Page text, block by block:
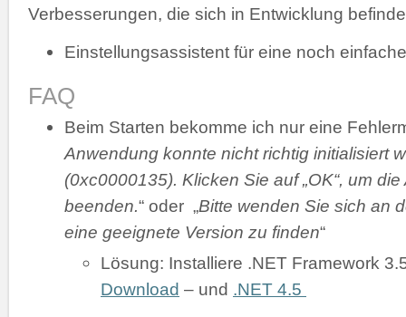
Verbesserungen, die sich in Entwicklung
Einstellungsassistent für eine noch
FAQ
Beim Starten bekomme ich nur eine
Anwendung konnte nicht richtig initialisiert
(0xc0000135). Klicken Sie auf „OK“, um
beenden.“ oder „Bitte wenden Sie sich an
eine geeignete Version zu finden“
Lösung: Installiere .NET Framework
Download – und .NET 4.5